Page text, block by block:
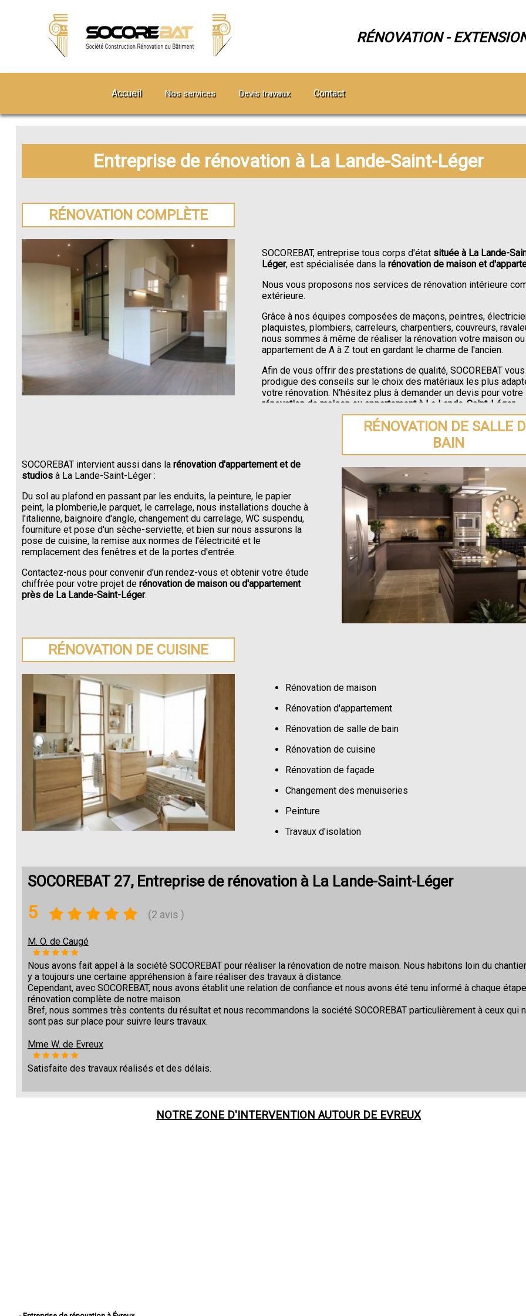
RÉNOVATION -
Accueil Nos services Devis travaux Contact
Entreprise de rénovation à La Lande-Saint-Léger
RÉNOVATION COMPLÈTE
SOCOREBAT, entreprise tous corps d'état située à La Lande-
Léger, est spécialisée dans la rénovation de maison et
Nous vous proposons nos services de rénovation intérieure
extérieure.
Grâce à nos équipes composées de maçons, peintres,
plaquistes, plombiers, carreleurs, charpentiers, couvreurs,
nous sommes à même de réaliser la rénovation votre maison
appartement de A à Z tout en gardant le charme de l'ancien.
Afin de vous offrir des prestations de qualité, SOCOREBAT vous
prodigue des conseils sur le choix des matériaux les plus
votre rénovation. N'hésitez plus à demander un devis pour votre
rénovation de maison ou appartement à La Lande-Saint-Léger.
RÉNOVATION DE SALLE
BAIN
SOCOREBAT intervient aussi dans la rénovation d'appartement et de
studiosà La Lande-Saint-Léger :
Du sol au plafond en passant par les enduits, la peinture, le papier
peint, la plomberie,le parquet, le carrelage, nous installations douche à
l'italienne, baignoire d'angle, changement du carrelage, WC suspendu,
fourniture et pose d'un sèche-serviette, et bien sur nous assurons la
pose de cuisine, la remise aux normes de l'électricité et le
remplacement des fenêtres et de la portes d'entrée.
Contactez-nous pour convenir d'un rendez-vous et obtenir votre étude
chiffrée pour votre projet derénovation de maison ou d'appartement
près de La Lande-Saint-Léger.
RÉNOVATION DE CUISINE
Rénovation de maison
Rénovation d'appartement
Rénovation de salle de bain
Rénovation de cuisine
Rénovation de façade
Changement des menuiseries
Peinture
Travaux d'isolation
SOCOREBAT 27, Entreprise de rénovation à La Lande-Saint-Léger
5 (2 avis )
M. O. de Caugé
Nous avons fait appel à la société SOCOREBAT pour réaliser la rénovation de notre maison. Nous habitons loin du
y a toujours une certaine appréhension à faire réaliser des travaux à distance.
Cependant, avec SOCOREBAT, nous avons établit une relation de confiance et nous avons été tenu informé à chaque
rénovation complète de notre maison.
Bref, nous sommes très contents du résultat et nous recommandons la société SOCOREBAT particulièrement à ceux qui
sont pas sur place pour suivre leurs travaux.
Mme W. de Evreux
Satisfaite des travaux réalisés et des délais.
NOTRE ZONE D'INTERVENTION AUTOUR DE EVREUX